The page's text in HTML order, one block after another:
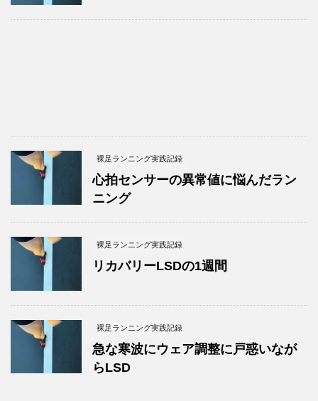
裸足ランニング実践記録
心拍センサーの異常値に悩んだラン
ニング
裸足ランニング実践記録
リカバリーLSDの1週間
裸足ランニング実践記録
急な寒波にウェア調整に戸惑いなが
らLSD